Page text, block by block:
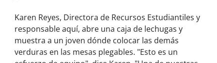
Karen Reyes, Directora de Recursos Estudiantiles y
responsable aquí, abre una caja de lechugas y
muestra a un joven dónde colocar las demás
verduras en las mesas plegables. "Esto es un